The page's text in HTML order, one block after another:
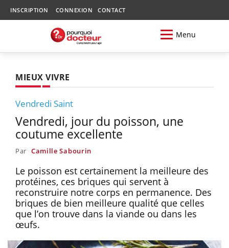
INSCRIPTION CONNEXION CONTACT
Menu
MIEUX VIVRE
Vendredi Saint
Vendredi, jour du poisson, une
coutume excellente
Par Camille Sabourin
Le poisson est certainement la meilleure des
protéines, ces briques qui servent à
reconstruire notre corps en permanence. Des
briques de bien meilleure qualité que celles
que l’on trouve dans la viande ou dans les
œufs.